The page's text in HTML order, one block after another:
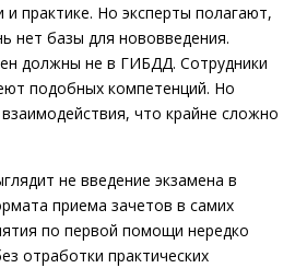
практике. Но эксперты полагают,
нет базы для нововведения.
должны не в ГИБДД. Сотрудники
подобных компетенций. Но
что крайне сложно
не введение экзамена в
приема зачетов в самих
по первой помощи нередко
отработки практических